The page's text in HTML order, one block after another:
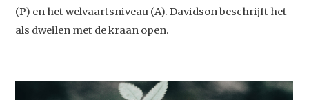
(P) en het welvaartsniveau (A). Davidson beschrijft het
als dweilen met de kraan open.